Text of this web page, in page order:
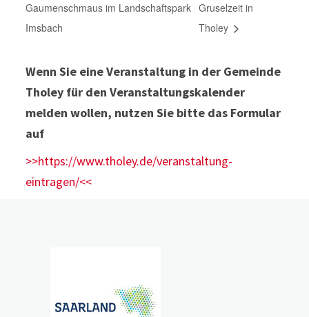
Gaumenschmaus im Landschaftspark
Imsbach
Gruselzeit in
Tholey
Wenn Sie eine Veranstaltung in der Gemeinde
Tholey für den Veranstaltungskalender
melden wollen, nutzen Sie bitte das Formular
auf
>>https://www.tholey.de/veranstaltung-
eintragen/<<